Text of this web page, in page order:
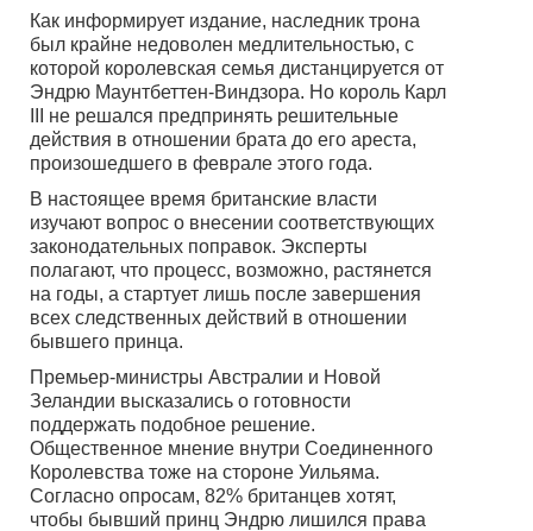
Как информирует издание, наследник трона
был крайне недоволен медлительностью, с
которой королевская семья дистанцируется от
Эндрю Маунтбеттен-Виндзора. Но король Карл
III не решался предпринять решительные
действия в отношении брата до его ареста,
произошедшего в феврале этого года.
В настоящее время британские власти
изучают вопрос о внесении соответствующих
законодательных поправок. Эксперты
полагают, что процесс, возможно, растянется
на годы, а стартует лишь после завершения
всех следственных действий в отношении
бывшего принца.
Премьер-министры Австралии и Новой
Зеландии высказались о готовности
поддержать подобное решение.
Общественное мнение внутри Соединенного
Королевства тоже на стороне Уильяма.
Согласно опросам, 82% британцев хотят,
чтобы бывший принц Эндрю лишился права